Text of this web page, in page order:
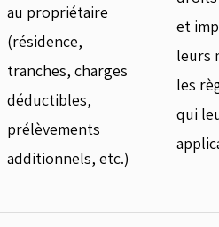
au propriétaire
(résidence,
tranches, charges
déductibles,
prélèvements
additionnels, etc.)
et
leurs
les
qui